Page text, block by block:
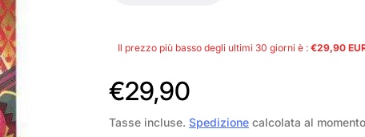
Il prezzo più basso degli ultimi 30 giorni è : €29,90
P
r
€29,90
Tasse incluse. Spedizione calcolata al